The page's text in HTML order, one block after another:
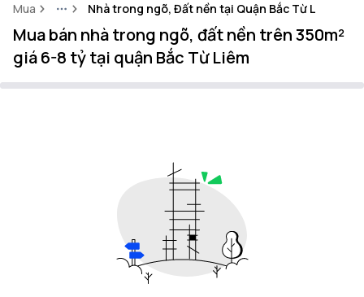
Mua MoreNhà trong ngõ, Đất nền tại Quận Bắc Từ Liêm
Mua bán nhà trong ngõ, đất nền trên 350m²
giá 6-8 tỷ tại quận Bắc Từ Liêm